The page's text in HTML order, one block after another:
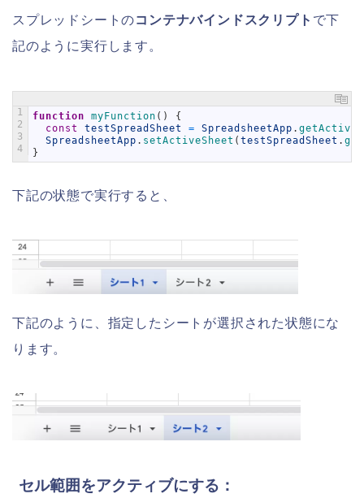
スプレッドシートのコンテナバインドスクリプト で下
記のように実行します。
1
2
3
4
function myFunction ( )
{
const
testSpreadSheet = SpreadsheetApp .
SpreadsheetApp . setActiveSheet ( testSpreadSheet .
}
下記の状態で実行すると、
下記のように、指定したシートが選択された状態にな
ります。
セル範囲をアクティブにする：